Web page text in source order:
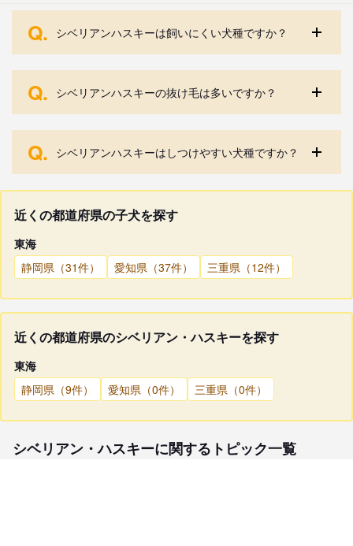
Q. シベリアンハスキーは飼いにくい犬種ですか？
Q. シベリアンハスキーの抜け毛は多いですか？
Q. シベリアンハスキーはしつけやすい犬種ですか？
近くの都道府県の子犬を探す
東海
静岡県（31件）
愛知県（37件） 三重県（12件）
近くの都道府県のシベリアン・ハスキーを探す
東海
静岡県（9件）
愛知県（0件） 三重県（0件）
シベリアン・ハスキーに関するトピック一覧